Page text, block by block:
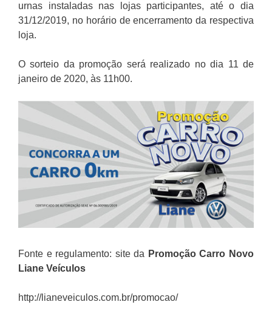
urnas instaladas nas lojas participantes, até o dia
31/12/2019, no horário de encerramento da respectiva
loja.
O sorteio da promoção será realizado no dia 11 de
janeiro de 2020, às 11h00.
Fonte e regulamento: site da PromoçãoCarro Novo
Liane Veículos
http://lianeveiculos.com.br/promocao/